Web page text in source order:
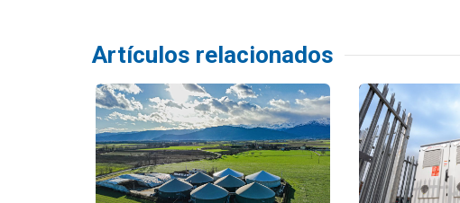
Artículos relacionados